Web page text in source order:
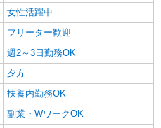
女性活躍中
フリーター歓迎
週2～3日勤務OK
夕方
扶養内勤務OK
副業・WワークOK